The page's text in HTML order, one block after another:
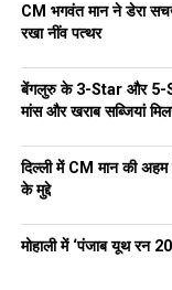
CM भगवंत मान ने डेरा
रखा नींव पत्थर
बेंगलुरु के 3-Star और 5-
मांस और खराब सब्जियां
दिल्ली में CM मान की
के मुद्दे
मोहाली में ‘पंजाब यूथ रन